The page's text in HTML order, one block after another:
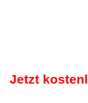
Jetzt